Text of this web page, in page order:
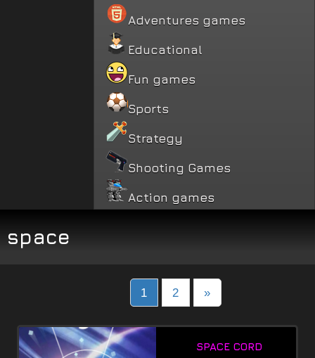
Adventures games
Educational
Fun games
Sports
Strategy
Shooting Games
Action games
space
1 2 »
SPACE CORD